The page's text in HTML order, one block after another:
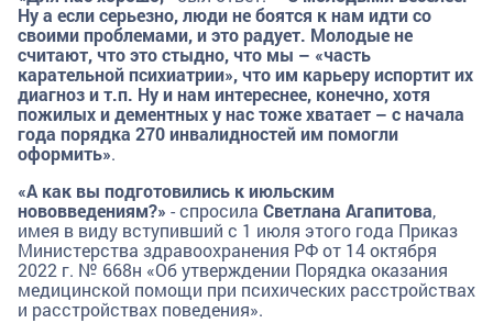
Ну а если серьезно, люди не боятся к нам идти со
своими проблемами, и это радует. Молодые не
считают, что это стыдно, что мы – «часть
карательной психиатрии», что им карьеру испортит их
диагноз и т.п. Ну и нам интереснее, конечно, хотя
пожилых и дементных у нас тоже хватает – с начала
года порядка 270 инвалидностей им помогли
оформить».
«А как вы подготовились к июльским
нововведениям?» - спросила Светлана Агапитова,
имея в виду вступивший с 1 июля этого года Приказ
Министерства здравоохранения РФ от 14 октября
2022 г. № 668н «Об утверждении Порядка оказания
медицинской помощи при психических расстройствах
и расстройствах поведения».